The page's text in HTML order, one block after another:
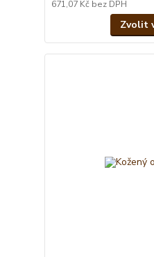
671,07 Kč bez DPH
Zvolit